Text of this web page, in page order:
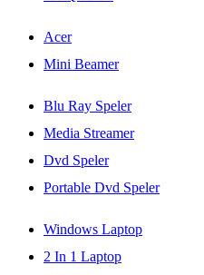
Acer
Mini Beamer
Blu Ray Speler
Media Streamer
Dvd Speler
Portable Dvd Speler
Windows Laptop
2 In 1 Laptop